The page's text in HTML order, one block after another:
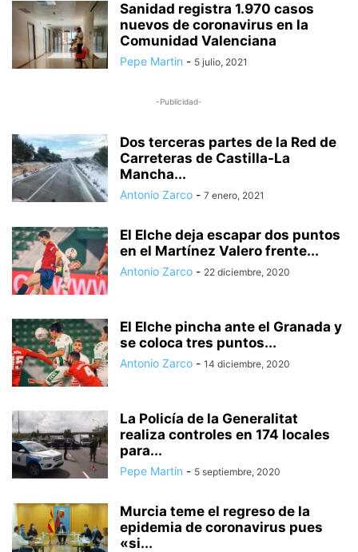
Sanidad registra 1.970 casos
nuevos de coronavirus en la
Comunidad Valenciana
Pepe Martin - 5 julio, 2021
-Publicidad-
Dos terceras partes de la Red de
Carreteras de Castilla-La
Mancha...
Antonio Zarco - 7 enero, 2021
El Elche deja escapar dos puntos
en el Martínez Valero frente...
Antonio Zarco - 22 diciembre, 2020
El Elche pincha ante el Granada y
se coloca tres puntos...
Antonio Zarco - 14 diciembre, 2020
La Policía de la Generalitat
realiza controles en 174 locales
para...
Pepe Martin - 5 septiembre, 2020
Murcia teme el regreso de la
epidemia de coronavirus pues
«si...